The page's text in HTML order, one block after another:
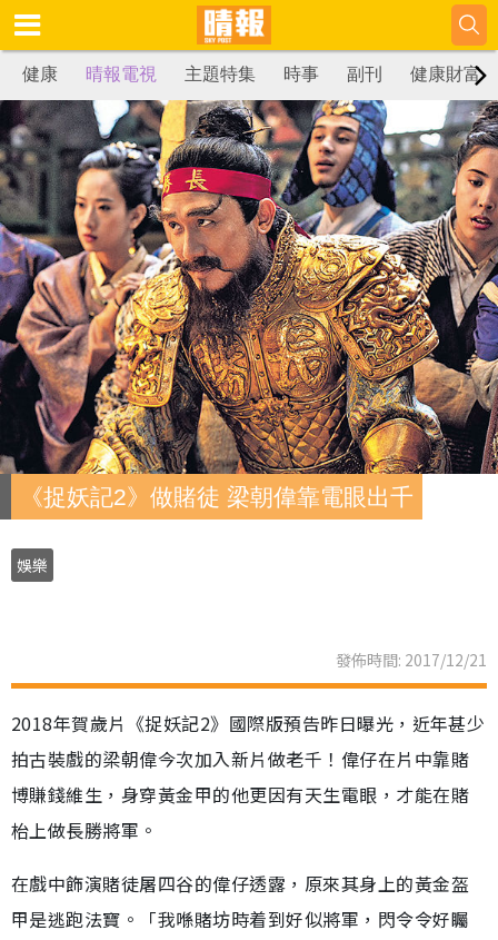
健康 晴報電視 主題特集 時事 副刊 健康財富
《捉妖記2》做賭徒 梁朝偉靠電眼出千
娛樂
發佈時間: 2017/12/21
2018年賀歲片《捉妖記2》國際版預告昨日曝光，近年甚少
拍古裝戲的梁朝偉今次加入新片做老千！偉仔在片中靠賭
博賺錢維生，身穿黃金甲的他更因有天生電眼，才能在賭
枱上做長勝將軍。
在戲中飾演賭徒屠四谷的偉仔透露，原來其身上的黃金盔
甲是逃跑法寶。「我喺賭坊時着到好似將軍，閃令令好矚